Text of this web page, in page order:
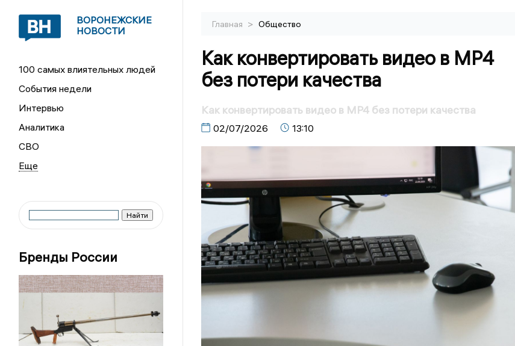
ВОРОНЕЖСКИЕ
НОВОСТИ
100 самых влиятельных людей
События недели
Интервью
Аналитика
СВО
Бренды России
Главная > Общество
Как конвертировать видео в MP4
без потери качества
Как конвертировать видео в MP4 без потери качества
02/07/2026 13:10